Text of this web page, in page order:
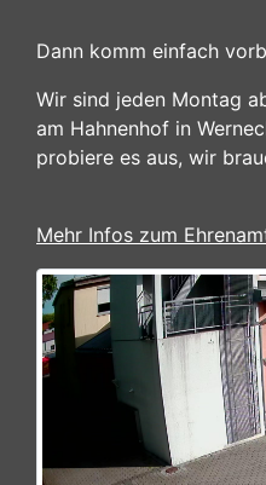
Dann komm einfach
Wir sind jeden Montag
am Hahnenhof in
probiere es aus, wir
Mehr Infos zum